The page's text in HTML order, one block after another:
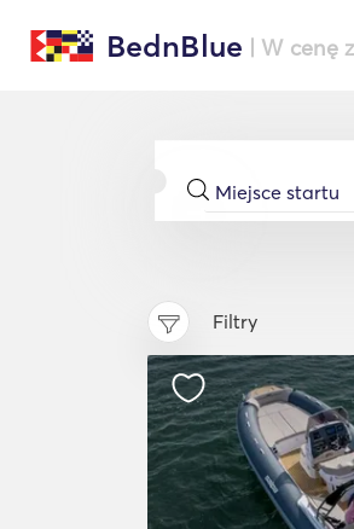
BednBlue | W cenę
Filtry